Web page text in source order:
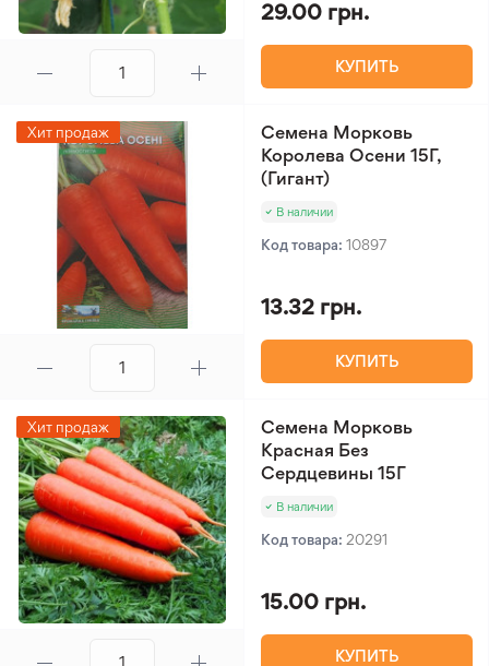
29.00 грн.
КУПИТЬ
Хит продаж
Семена Морковь
Королева Осени 15Г,
(Гигант)
В наличии
Код товара: 10897
13.32 грн.
КУПИТЬ
Хит продаж
Семена Морковь
Красная Без
Сердцевины 15Г
В наличии
Код товара: 20291
15.00 грн.
КУПИТЬ